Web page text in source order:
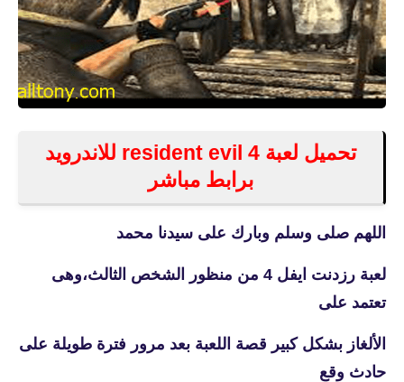
تحميل لعبة resident evil 4 للاندرويد
برابط مباشر
اللهم صلى وسلم وبارك على سيدنا محمد
لعبة
رزدنت ايفل 4 من منظور الشخص الثالث،وهى
تعتمد على
الألغاز بشكل كبير قصة اللعبة بعد مرور فترة طويلة على
حادث وقع